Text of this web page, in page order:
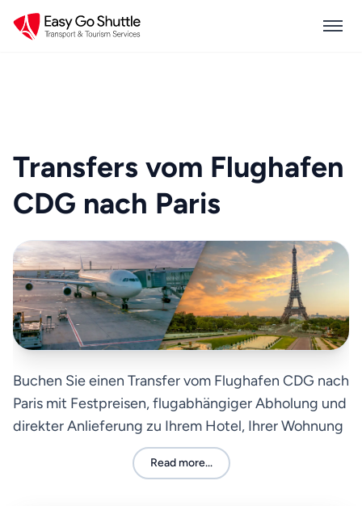
Transfers vom Flughafen
CDG nach Paris
Buchen Sie einen Transfer vom Flughafen CDG nach
Paris mit Festpreisen, flugabhängiger Abholung und
direkter Anlieferung zu Ihrem Hotel, Ihrer Wohnung
oder dem Bahnhof in der Stadt.
Read more...